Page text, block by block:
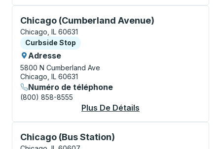
Chicago (Cumberland Avenue)
Curbside Stop, utilisez les touches fléchées ou la
Chicago, IL 60631
Curbside Stop
Curbside Stop
Adresse
5800 N Cumberland Ave
Chicago, IL 60631
Numéro de téléphone
(800) 858-8555
Plus De Détails
Chicago (Bus Station)
Bus Station, utilisez les touches fléchées ou la